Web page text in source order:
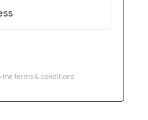
the terms & conditions